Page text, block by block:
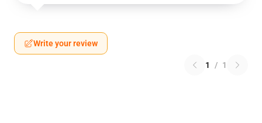
Write your review
1 / 1